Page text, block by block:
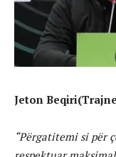
Jeton
“Përgatitemi si për